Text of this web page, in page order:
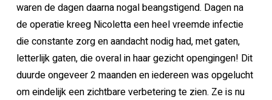
waren de dagen daarna nogal beangstigend. Dagen na
de operatie kreeg Nicoletta een heel vreemde infectie
die constante zorg en aandacht nodig had, met gaten,
letterlijk gaten, die overal in haar gezicht opengingen! Dit
duurde ongeveer 2 maanden en iedereen was opgelucht
om eindelijk een zichtbare verbetering te zien. Ze is nu